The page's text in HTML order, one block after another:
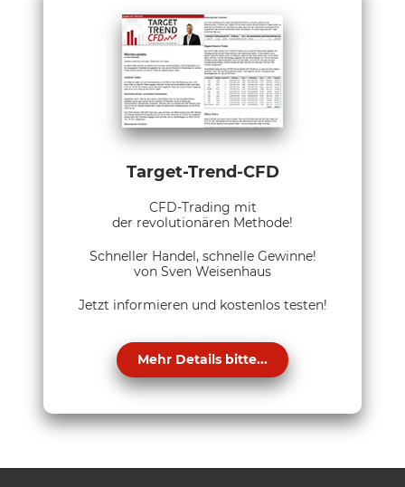
Target-Trend-CFD
CFD-Trading mit
der revolutionären Methode!
Schneller Handel, schnelle Gewinne!
von Sven Weisenhaus
Jetzt informieren und kostenlos testen!
Mehr Details bitte...